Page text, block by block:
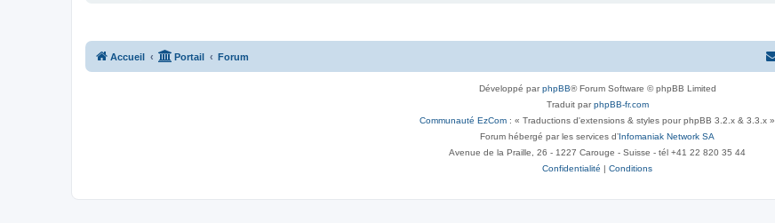
Accueil Portail Forum
Développé parphpBB® Forum Software © phpBB Limited
Traduit parphpBB-fr.com
Communauté EzCom : « Traductions d'extensions & styles pour phpBB 3.2.x & 3.3.x »
Forum hébergé par les services d’Infomaniak Network SA
Avenue de la Praille, 26 - 1227 Carouge - Suisse - tél +41 22 820 35 44
Confidentialité | Conditions